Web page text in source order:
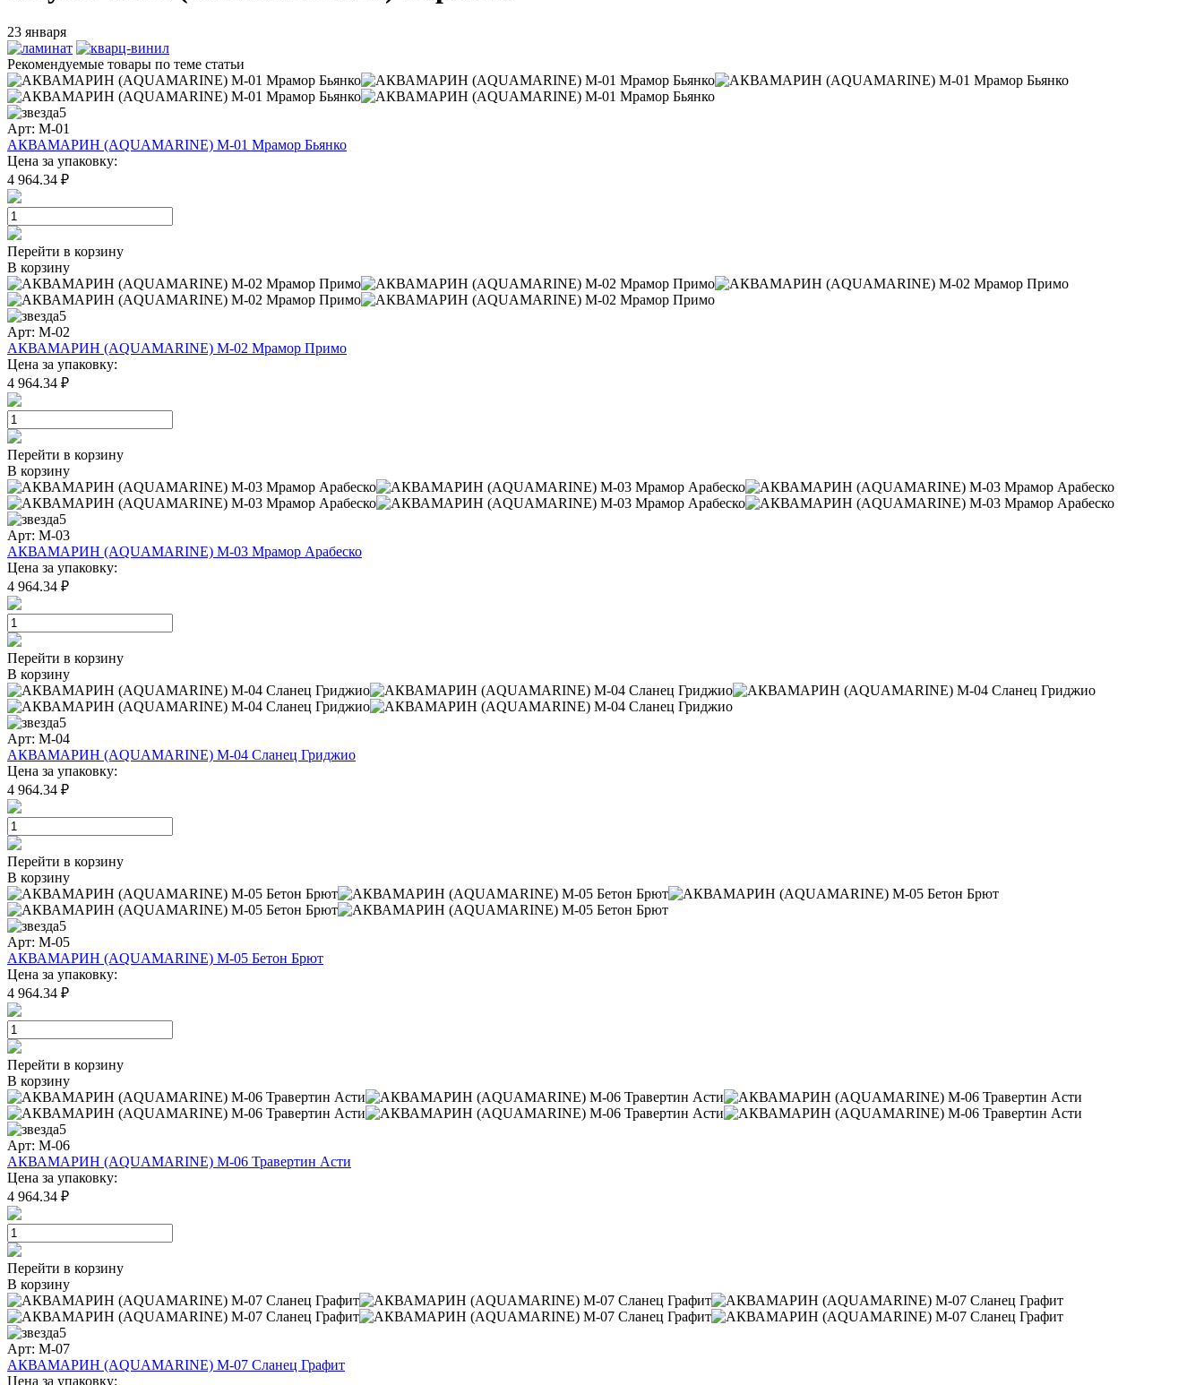
23 января
Рекомендуемые товары по теме статьи
5
Арт: M-01
АКВАМАРИН (AQUAMARINE) M-01 Мрамор Бьянко
Цена за упаковку:
4 964.34 ₽
Перейти в корзину
В корзину
5
Арт: M-02
АКВАМАРИН (AQUAMARINE) M-02 Мрамор Примо
Цена за упаковку:
4 964.34 ₽
Перейти в корзину
В корзину
5
Арт: M-03
АКВАМАРИН (AQUAMARINE) M-03 Мрамор Арабеско
Цена за упаковку:
4 964.34 ₽
Перейти в корзину
В корзину
5
Арт: M-04
АКВАМАРИН (AQUAMARINE) M-04 Сланец Гриджио
Цена за упаковку:
4 964.34 ₽
Перейти в корзину
В корзину
5
Арт: M-05
АКВАМАРИН (AQUAMARINE) M-05 Бетон Брют
Цена за упаковку:
4 964.34 ₽
Перейти в корзину
В корзину
5
Арт: M-06
АКВАМАРИН (AQUAMARINE) M-06 Травертин Асти
Цена за упаковку:
4 964.34 ₽
Перейти в корзину
В корзину
5
Арт: M-07
АКВАМАРИН (AQUAMARINE) M-07 Сланец Графит
Цена за упаковку: